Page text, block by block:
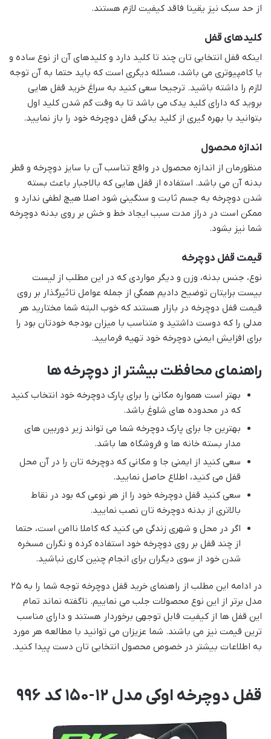
از حد سبک نیز یقینا فاقد کیفیت لازم هستند.
کلیدهای قفل
اینکه قفل انتخابی تان چند تا کلید دارد و کلیدهای آن از نوع ساده و
یا کامپیوتری می باشد، مسئله دیگری است که باید حتما به آن توجه
لازم را داشته باشید. ترجیحا سعی کنید به سراغ خرید قفل هایی
بروید که دارای کلید یدک می باشد تا به وقت گم شدن کلید اول
بتوانید با بهره گیری از کلید یدکی قفل دوچرخه خود را باز نمایید.
اندازه محصول
منظورمان از اندازه محصول در واقع تناسب آن با سایز دوچرخه و قطر
بدنه آن می باشد. استفاده از قفل هایی که بالاجبار باعث بسته
شدن دوچرخه به جسم ثابت و سنگینی شود اصلا هیچ لطفی ندارد و
ممکن است در دراز مدت سبب ایجاد خط و خش بر روی بدنه دوچرخه
شما نیز بشود.
قیمت قفل دوچرخه
نوع، جنس بدنه، وزن و دیگر مواردی که در این مطلب از لیست
بیست برایتان توضیح دادیم همگی از جمله عوامل تاثیرگذار بر روی
قیمت قفل دوچرخه در بازار هستند که خوب البته شما مختارید هر
مدلی را که دوست داشتید و متناسب با میزان بودجه خودتان بود را
برای افزایش ایمنی دوچرخه خود تهیه فرمایید.
راهنمای محافظت بیشتر از دوچرخه ها
بهتر است همواره مکانی را برای پارک دوچرخه خود انتخاب کنید
که در محدوده های شلوغ باشد.
بهترین جا برای پارک دوچرخه شما می تواند زیر دوربین های
مدار بسته خانه ها و فروشگاه ها باشد.
سعی کنید از ایمنی جا و مکانی که دوچرخه تان را در آن محل
قفل می کنید، اطلاع حاصل نمایید.
سعی کنید قفل دوچرخه خود را از هر نوعی که بود در نقاط
بالاتری از بدنه دوچرخه تان نصب نمایید.
اگر در محل و شهری زندگی می کنید که کاملا ناامن است، حتما
از چند قفل بر روی دوچرخه خود استفاده کرده و نگران مسخره
شدن خود از سوی دیگران برای انجام چنین کاری نباشید.
در ادامه این مطلب از راهنمای خرید قفل دوچرخه توجه شما را به ۲۵
مدل برتر از این نوع محصولات جلب می نماییم. ناگفته نماند تمام
این قفل ها از کیفیت قابل توجهی برخوردار هستند و دارای مناسب
ترین قیمت نیز می باشند. شما عزیزان می توانید با مطالعه هر مورد
به اطلاعات بیشتر در خصوص محصول انتخابی تان دست پیدا کنید.
قفل دوچرخه اوکی مدل 12-150 کد 996